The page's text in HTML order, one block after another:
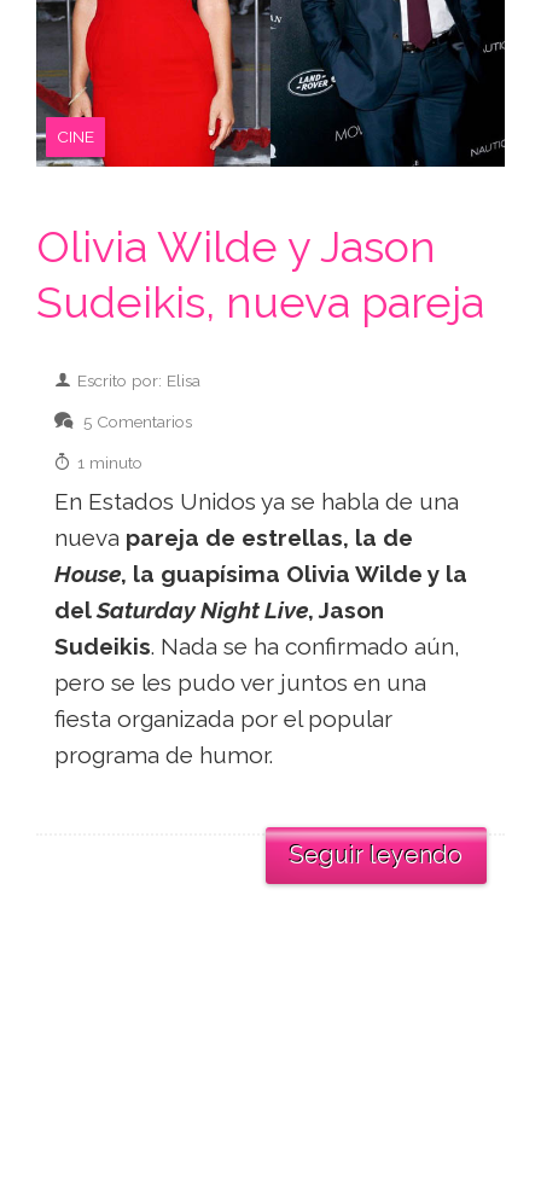
CINE
Olivia Wilde y Jason
Sudeikis, nueva pareja
Escrito por: Elisa
5 Comentarios
1 minuto
En Estados Unidos ya se habla de una
nueva pareja de estrellas, la de
House, la guapísima Olivia Wilde y la
delSaturday Night Live, Jason
Sudeikis. Nada se ha confirmado aún,
pero se les pudo ver juntos en una
fiesta organizada por el popular
programa de humor.
Seguir leyendo